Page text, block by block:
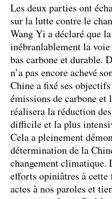
Les deux parties ont
sur la lutte contre le
Wang Yi a déclaré que
inébranlablement la
bas carbone et durable.
n’a pas encore achevé
Chine a fixé ses
émissions de carbone
réalisera la réduction
difficile et la plus
Cela a pleinement
détermination de la
changement climatique.
efforts opiniâtres à
actes à nos paroles et